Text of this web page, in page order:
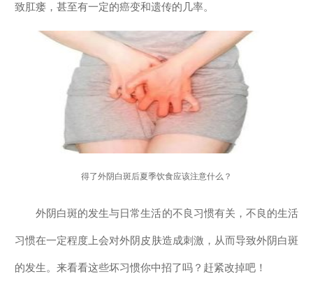
致肛瘘，甚至有一定的癌变和遗传的几率。
得了外阴白斑后夏季饮食应该注意什么？
外阴白斑的发生与日常生活的不良习惯有关，不良的生活
习惯在一定程度上会对外阴皮肤造成刺激，从而导致外阴白斑
的发生。来看看这些坏习惯你中招了吗？赶紧改掉吧！